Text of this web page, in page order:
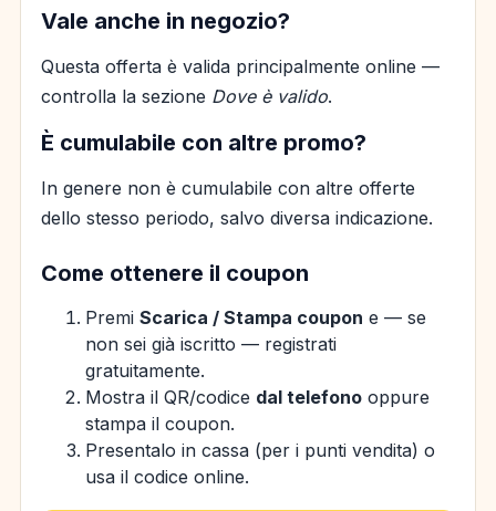
Vale anche in negozio?
Questa offerta è valida principalmente online —
controlla la sezione Dove è valido.
È cumulabile con altre promo?
In genere non è cumulabile con altre offerte
dello stesso periodo, salvo diversa indicazione.
Come ottenere il coupon
Premi Scarica / Stampa coupon e — se
non sei già iscritto — registrati
gratuitamente.
Mostra il QR/codice dal telefono oppure
stampa il coupon.
Presentalo in cassa (per i punti vendita) o
usa il codice online.